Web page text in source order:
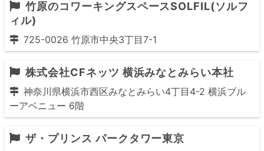
竹原のコワーキングスペースSOLFIL(ソルフ
ィル)
725-0026 竹原市中央3丁目7-1
株式会社CFネッツ 横浜みなとみらい本社
神奈川県横浜市西区みなとみらい4丁目4-2 横浜ブル
ーアベニュー 6階
ザ・プリンス パークタワー東京